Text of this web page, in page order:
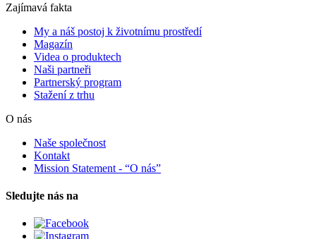
Zajímavá fakta
My a náš postoj k životnímu prostředí
Magazín
Videa o produktech
Naši partneři
Partnerský program
Stažení z trhu
O nás
Naše společnost
Kontakt
Mission Statement - “O nás”
Sledujte nás na